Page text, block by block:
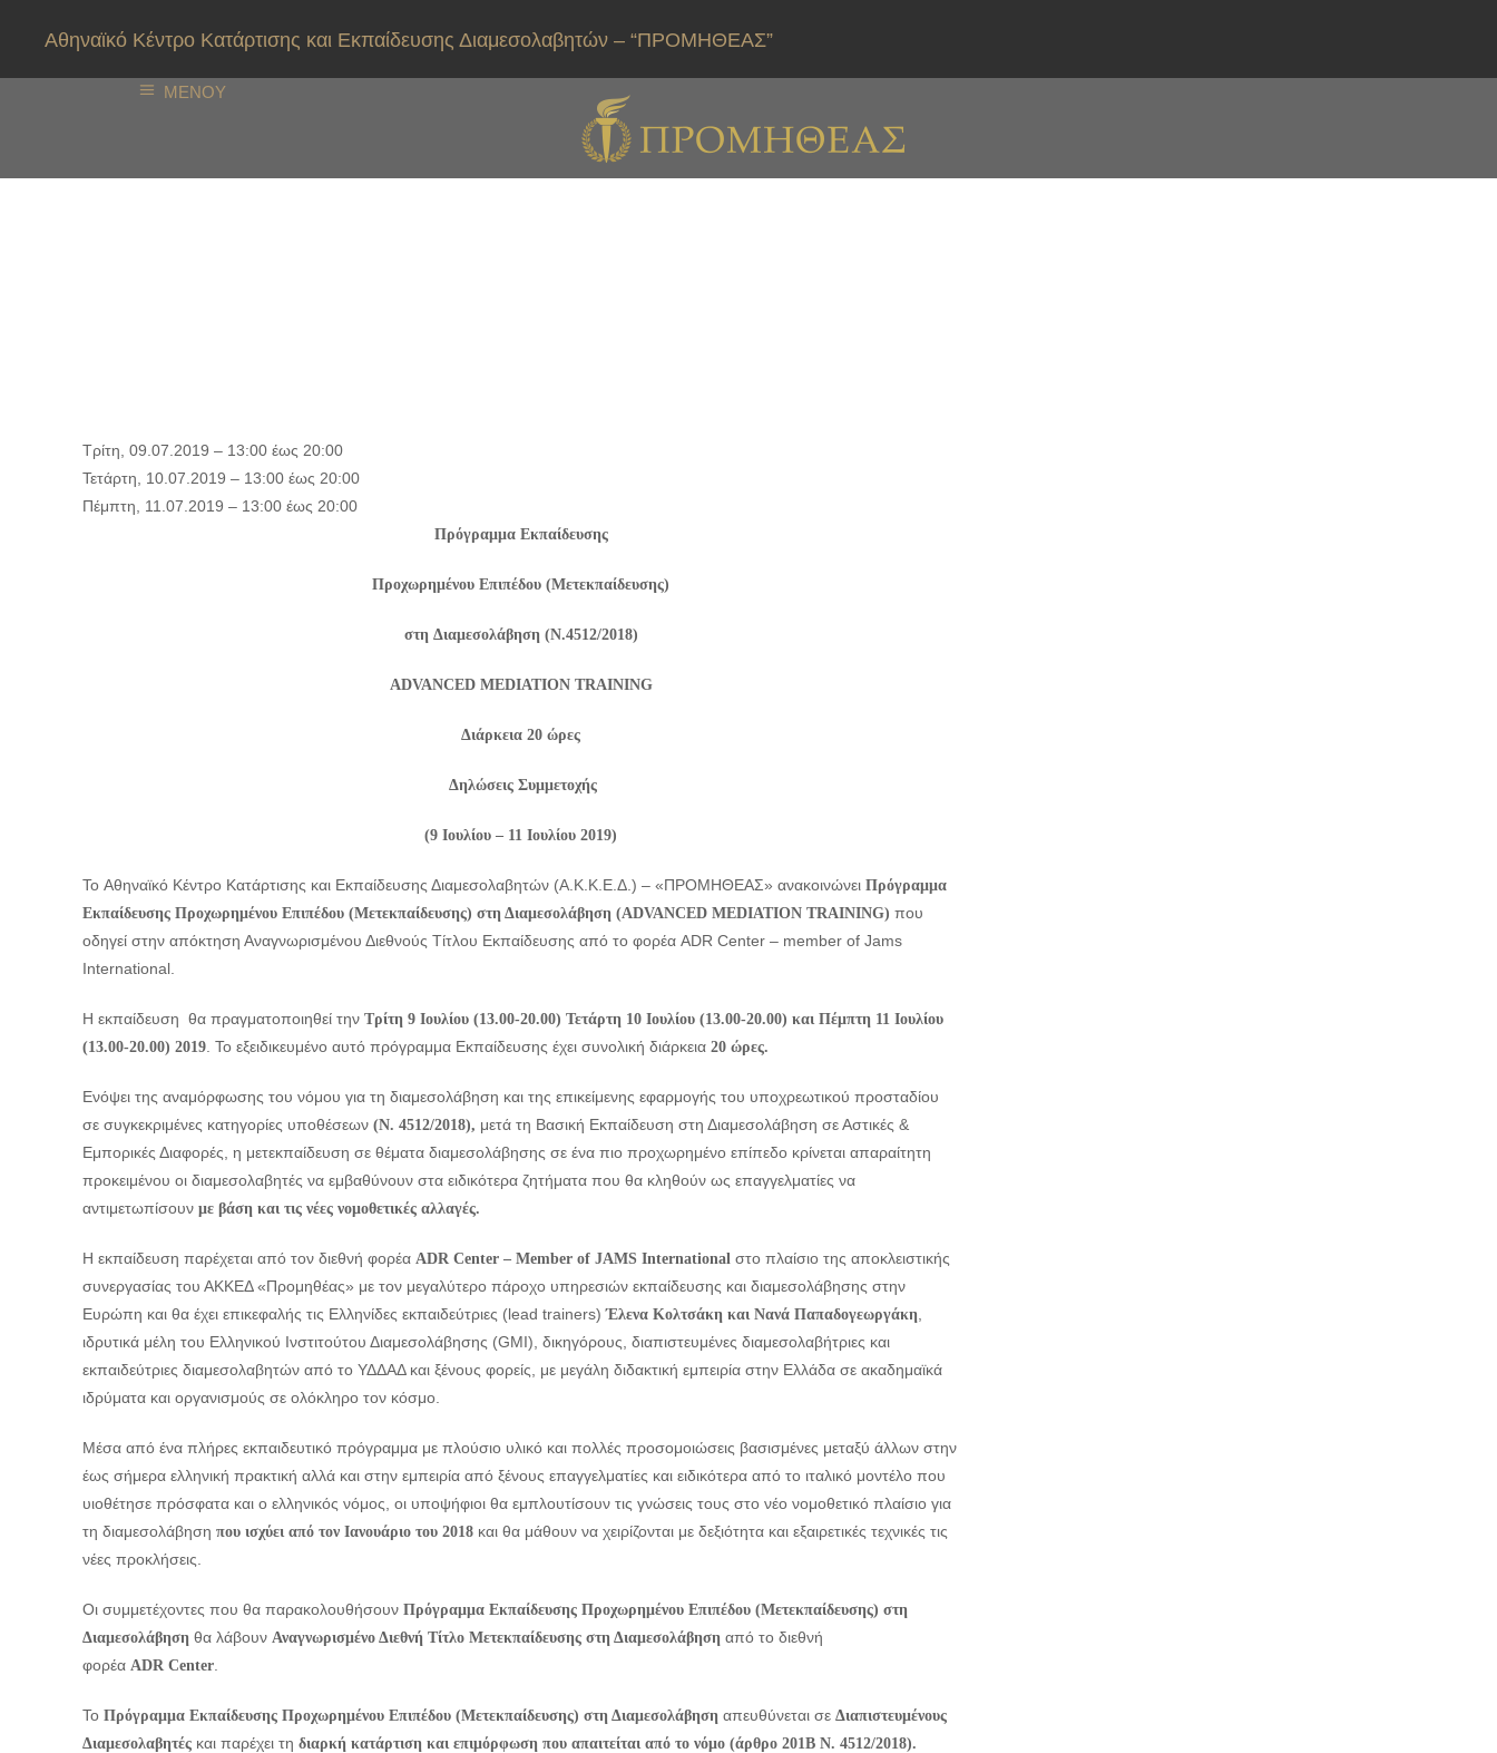
Αθηναϊκό Κέντρο Κατάρτισης και Εκπαίδευσης Διαμεσολαβητών – “ΠΡΟΜΗΘΕΑΣ”
ΜΕΝΟΥ
Τρίτη, 09.07.2019 – 13:00 έως 20:00
Τετάρτη, 10.07.2019 – 13:00 έως 20:00
Πέμπτη, 11.07.2019 – 13:00 έως 20:00
Πρόγραμμα Εκπαίδευσης
Προχωρημένου Επιπέδου (Μετεκπαίδευσης)
στη Διαμεσολάβηση (Ν.4512/2018)
ADVANCED MEDIATION TRAINING
Διάρκεια 20 ώρες
Δηλώσεις Συμμετοχής
(9 Ιουλίου – 11 Ιουλίου 2019)
To Αθηναϊκό Κέντρο Κατάρτισης και Εκπαίδευσης Διαμεσολαβητών (Α.Κ.Κ.Ε.Δ.) – «ΠΡΟΜΗΘΕΑΣ» ανακοινώνει Πρόγραμμα
Εκπαίδευσης Προχωρημένου Επιπέδου (Μετεκπαίδευσης) στη Διαμεσολάβηση (ADVANCED MEDIATION TRAINING) που
οδηγεί στην απόκτηση Αναγνωρισμένου Διεθνούς Τίτλου Εκπαίδευσης από το φορέα ADR Center – member of Jams
International.
Η εκπαίδευση θα πραγματοποιηθεί την Τρίτη 9 Ιουλίου (13.00-20.00) Τετάρτη 10 Ιουλίου (13.00-20.00) και Πέμπτη 11 Ιουλίου
(13.00-20.00) 2019 . Το εξειδικευμένο αυτό πρόγραμμα Εκπαίδευσης έχει συνολική διάρκεια 20 ώρες.
Ενόψει της αναμόρφωσης του νόμου για τη διαμεσολάβηση και της επικείμενης εφαρμογής του υποχρεωτικού προσταδίου
σε συγκεκριμένες κατηγορίες υποθέσεων (Ν. 4512/2018), μετά τη Βασική Εκπαίδευση στη Διαμεσολάβηση σε Αστικές &
Εμπορικές Διαφορές, η μετεκπαίδευση σε θέματα διαμεσολάβησης σε ένα πιο προχωρημένο επίπεδο κρίνεται απαραίτητη
προκειμένου οι διαμεσολαβητές να εμβαθύνουν στα ειδικότερα ζητήματα που θα κληθούν ως επαγγελματίες να
αντιμετωπίσουν με βάση και τις νέες νομοθετικές αλλαγές.
Η εκπαίδευση παρέχεται από τον διεθνή φορέα ADR Center – Member of JAMS International στο πλαίσιο της αποκλειστικής
συνεργασίας του ΑΚΚΕΔ «Προμηθέας» με τον μεγαλύτερο πάροχο υπηρεσιών εκπαίδευσης και διαμεσολάβησης στην
Ευρώπη και θα έχει επικεφαλής τις Ελληνίδες εκπαιδεύτριες (lead trainers) Έλενα Κολτσάκη και Νανά Παπαδογεωργάκη
ιδρυτικά μέλη του Ελληνικού Ινστιτούτου Διαμεσολάβησης (GMI), δικηγόρους, διαπιστευμένες διαμεσολαβήτριες και
εκπαιδεύτριες διαμεσολαβητών από το ΥΔΔΑΔ και ξένους φορείς, με μεγάλη διδακτική εμπειρία στην Ελλάδα σε ακαδημαϊκά
ιδρύματα και οργανισμούς σε ολόκληρο τον κόσμο.
Μέσα από ένα πλήρες εκπαιδευτικό πρόγραμμα με πλούσιο υλικό και πολλές προσομοιώσεις βασισμένες μεταξύ άλλων στην
έως σήμερα ελληνική πρακτική αλλά και στην εμπειρία από ξένους επαγγελματίες και ειδικότερα από το ιταλικό μοντέλο που
υιοθέτησε πρόσφατα και ο ελληνικός νόμος, οι υποψήφιοι θα εμπλουτίσουν τις γνώσεις τους στο νέο νομοθετικό πλαίσιο για
τη διαμεσολάβηση που ισχύει από τον Ιανουάριο του 2018 και θα μάθουν να χειρίζονται με δεξιότητα και εξαιρετικές τεχνικές τις
νέες προκλήσεις.
Οι συμμετέχοντες που θα παρακολουθήσουν Πρόγραμμα Εκπαίδευσης Προχωρημένου Επιπέδου (Μετεκπαίδευσης) στη
Διαμεσολάβηση θα λάβουν Αναγνωρισμένο Διεθνή Τίτλο Μετεκπαίδευσης στη Διαμεσολάβηση από το διεθνή
φορέα ADR Center
Το Πρόγραμμα Εκπαίδευσης Προχωρημένου Επιπέδου (Μετεκπαίδευσης) στη Διαμεσολάβηση απευθύνεται σε Διαπιστευμένους
Διαμεσολαβητές και παρέχει τη διαρκή κατάρτιση και επιμόρφωση που απαιτείται από το νόμο (άρθρο 201Β Ν. 4512/2018).